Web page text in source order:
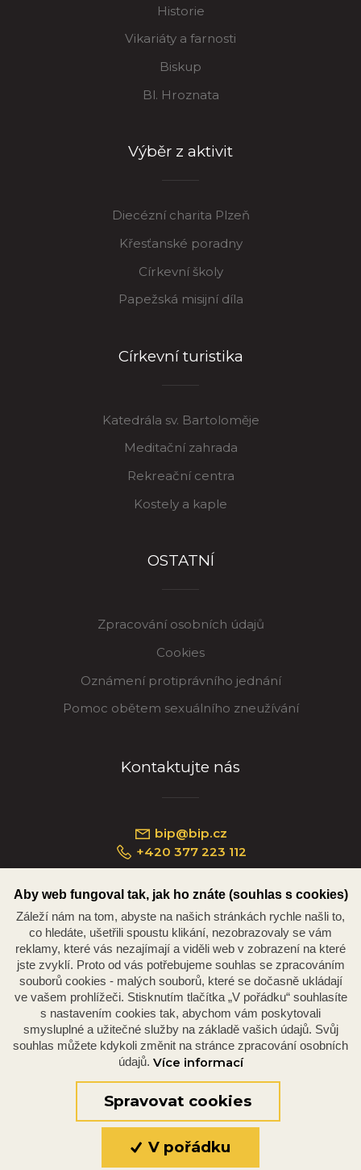
Historie
Vikariáty a farnosti
Biskup
Bl. Hroznata
Výběr z aktivit
Diecézní charita Plzeň
Křesťanské poradny
Církevní školy
Papežská misijní díla
Církevní turistika
Katedrála sv. Bartoloměje
Meditační zahrada
Rekreační centra
Kostely a kaple
OSTATNÍ
Zpracování osobních údajů
Cookies
Oznámení protiprávního jednání
Pomoc obětem sexuálního zneužívání
Kontaktujte nás
bip@bip.cz
+420 377 223 112
Náměstí Republiky 234/35, 301 00 Plzeň
© 2026 Oficiální stránky Plzeňské diecéze
Aby web fungoval tak, jak ho znáte (souhlas s cookies)
Záleží nám na tom, abyste na našich stránkách rychle našli to,
co hledáte, ušetřili spoustu klikání, nezobrazovaly se vám
reklamy, které vás nezajímají a viděli web v zobrazení na které
jste zvyklí. Proto od vás potřebujeme souhlas se zpracováním
souborů cookies - malých souborů, které se dočasně ukládají
ve vašem prohlížeči. Stisknutím tlačítka „V pořádku“ souhlasíte
s nastavením cookies tak, abychom vám poskytovali
smysluplné a užitečné služby na základě vašich údajů. Svůj
souhlas můžete kdykoli změnit na stránce zpracování osobních
údajů. Více informací
Spravovat cookies
V pořádku